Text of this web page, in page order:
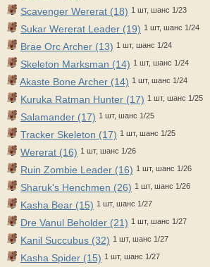
Scavenger Wererat (18) 1 шт, шанс 1/23
Sukar Wererat Leader (19) 1 шт, шанс 1/24
Brae Orc Archer (13) 1 шт, шанс 1/24
Skeleton Marksman (14) 1 шт, шанс 1/24
Akaste Bone Archer (14) 1 шт, шанс 1/24
Kuruka Ratman Hunter (17) 1 шт, шанс 1/25
Salamander (17) 1 шт, шанс 1/25
Tracker Skeleton (17) 1 шт, шанс 1/25
Wererat (16) 1 шт, шанс 1/26
Ruin Zombie Leader (16) 1 шт, шанс 1/26
Sharuk's Henchmen (26) 1 шт, шанс 1/26
Kasha Bear (15) 1 шт, шанс 1/27
Dre Vanul Beholder (21) 1 шт, шанс 1/27
Kanil Succubus (32) 1 шт, шанс 1/27
Kasha Spider (15) 1 шт, шанс 1/27